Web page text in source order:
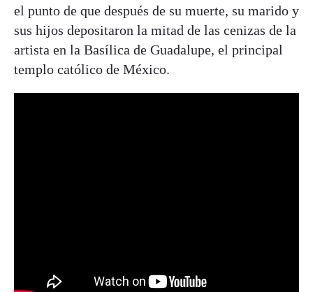
el punto de que después de su muerte, su marido y
sus hijos depositaron la mitad de las cenizas de la
artista en la Basílica de Guadalupe, el principal
templo católico de México.